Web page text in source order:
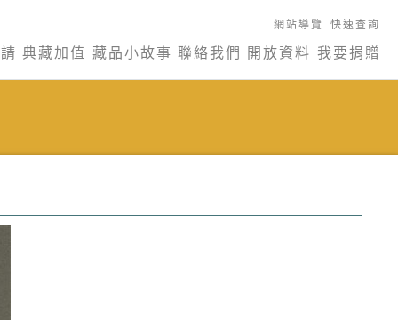
網站導覽 快速查詢
典藏加值 藏品小故事 聯絡我們 開放資料 我要捐贈